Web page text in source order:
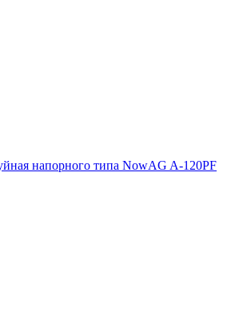
напорного типа NowAG A-120PF